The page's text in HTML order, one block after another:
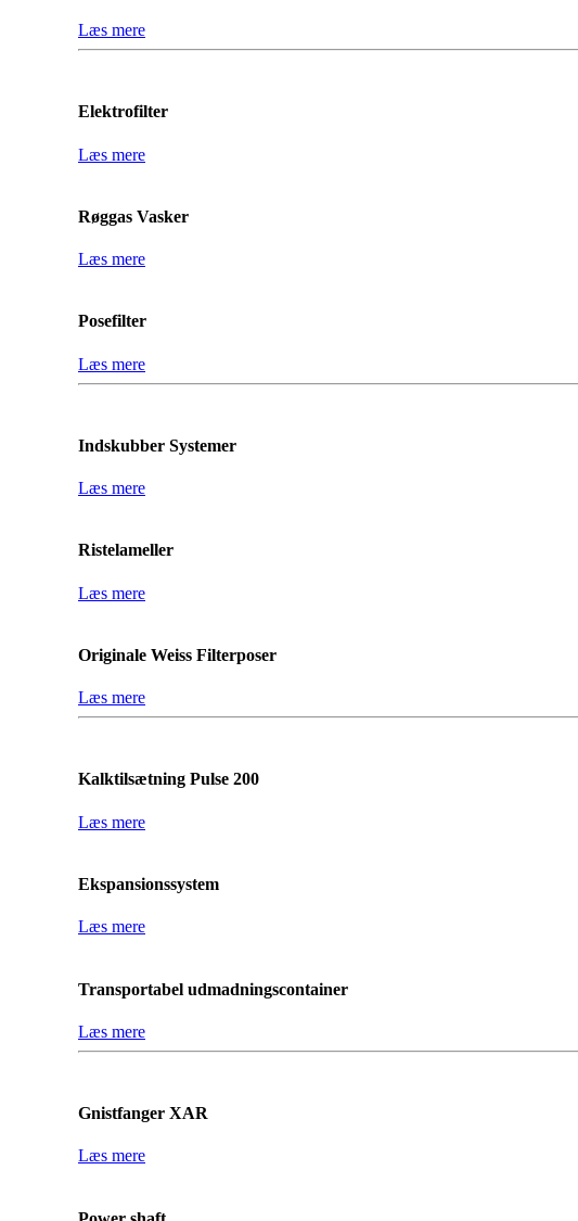
Læs mere
Elektrofilter
Læs mere
Røggas Vasker
Læs mere
Posefilter
Læs mere
Indskubber Systemer
Læs mere
Ristelameller
Læs mere
Originale Weiss Filterposer
Læs mere
Kalktilsætning Pulse 200
Læs mere
Ekspansionssystem
Læs mere
Transportabel udmadningscontainer
Læs mere
Gnistfanger XAR
Læs mere